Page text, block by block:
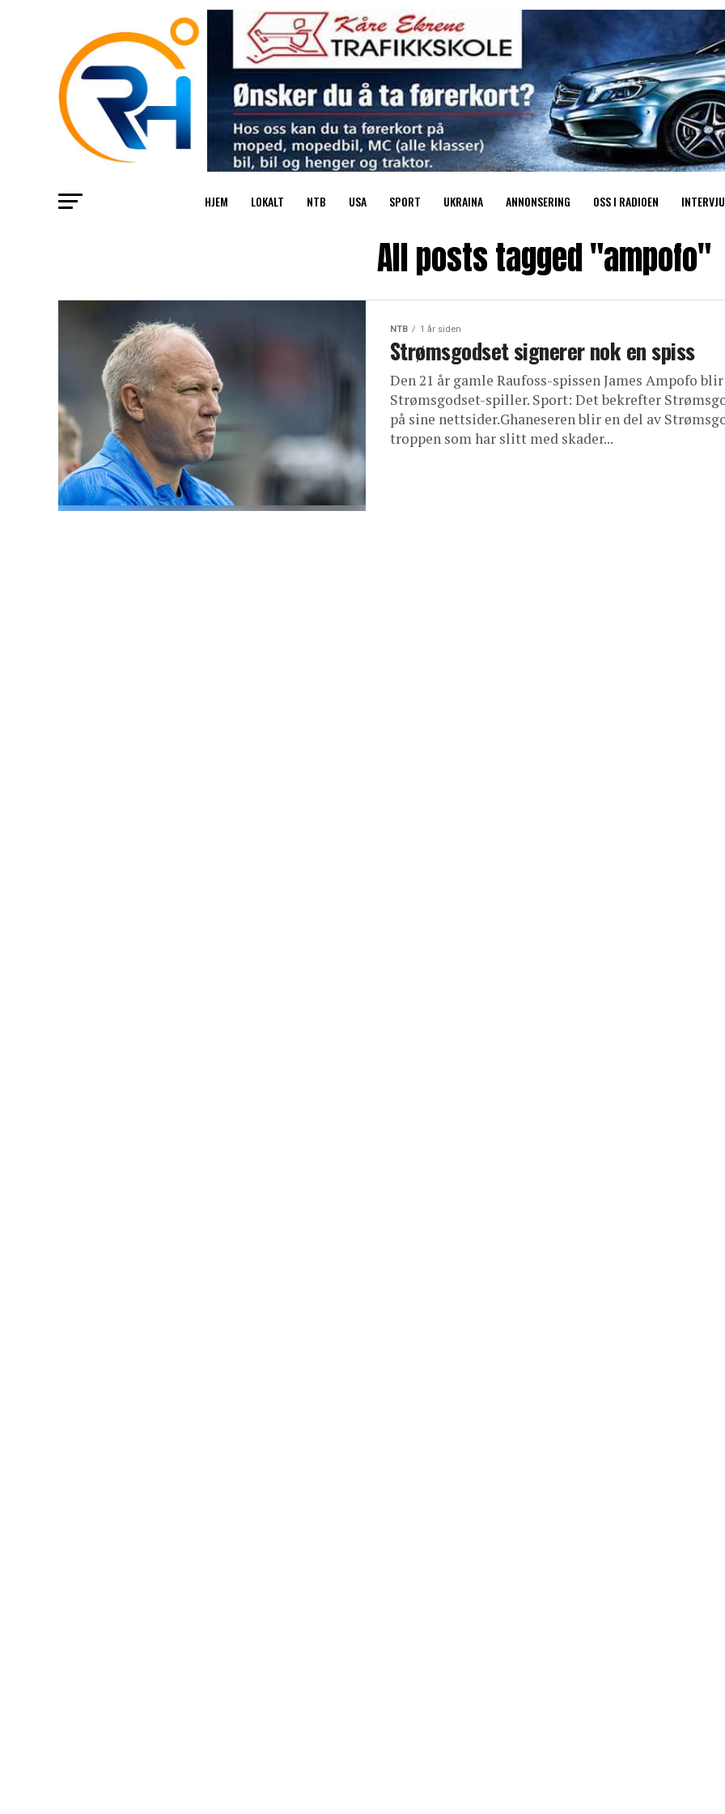
HJEM LOKALT NTB USA SPORT UKRAINA ANNONSERING OSS I RADIOEN INTERVJU
All posts tagged "ampofo"
NTB 1 år siden
Strømsgodset signerer nok en spiss
Den 21 år gamle Raufoss-spissen James Ampofo blir
Strømsgodset-spiller. Sport: Det bekrefter
på sine nettsider.Ghaneseren blir en del av
troppen som har slitt med skader...